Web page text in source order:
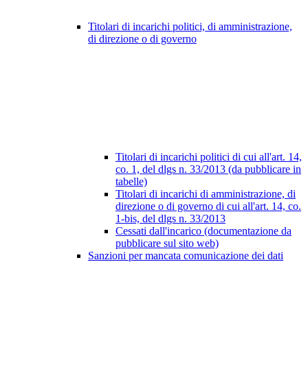
Titolari di incarichi politici, di amministrazione,
di direzione o di governo
Titolari di incarichi politici di cui all'art. 14,
co. 1, del dlgs n. 33/2013 (da pubblicare in
tabelle)
Titolari di incarichi di amministrazione, di
direzione o di governo di cui all'art. 14, co.
1-bis, del dlgs n. 33/2013
Cessati dall'incarico (documentazione da
pubblicare sul sito web)
Sanzioni per mancata comunicazione dei dati